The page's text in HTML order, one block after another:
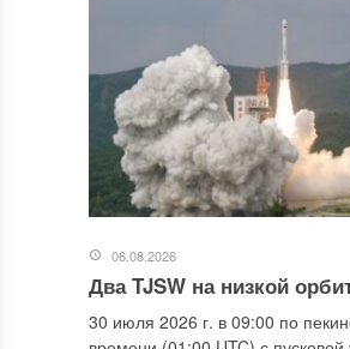
06.08.2026
Два TJSW на низкой
30 июля 2026 г. в 09:00 по